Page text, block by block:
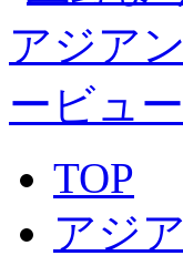
TOP
アジア